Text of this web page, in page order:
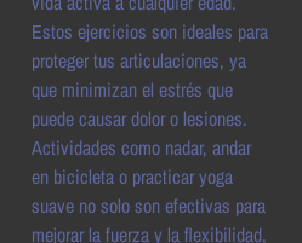
Estos ejercicios son ideales para
proteger tus articulaciones, ya
que minimizan el estrés que
puede causar dolor o lesiones.
Actividades como nadar, andar
en bicicleta o practicar yoga
suave no solo son efectivas para
mejorar la fuerza y la flexibilidad,